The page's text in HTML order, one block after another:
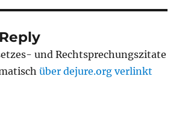
und Rechtsprechungszitate
über dejure.org verlinkt